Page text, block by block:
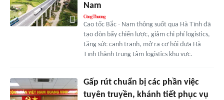
Nam
Cao tốc Bắc - Nam thông suốt qua Hà Tĩnh đã
tạo đòn bẩy chiến lược, giảm chi phí logistics,
tăng sức cạnh tranh, mở ra cơ hội đưa Hà
Tĩnh thành trung tâm logistics khu vực.
Gấp rút chuẩn bị các phần việc
tuyên truyền, khánh tiết phục vụ